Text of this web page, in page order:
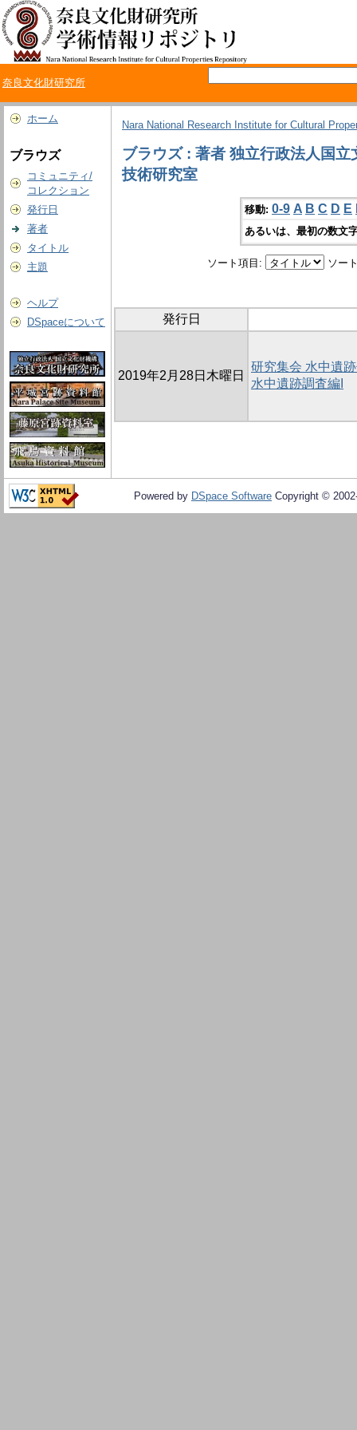
奈良文化財研究所
ホーム
ブラウズ
コミュニティ/
コレクション
発行日
著者
タイトル
主題
ヘルプ
DSpaceについて
Nara National Research Institute for Cultural
ブラウズ : 著者 独立行政法人国
技術研究室
移動: 0-9 A B C D E
あるいは、最初の数文
ソート項目: ソー
発行日
2019年2月28日木曜日
研究集会 水中遺
水中遺跡調査編I
Powered by DSpace Software Copyright ©